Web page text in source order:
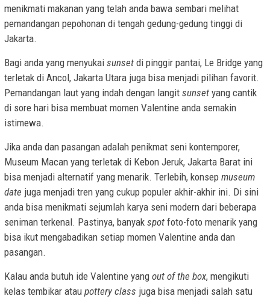
menikmati makanan yang telah anda bawa sembari melihat
pemandangan pepohonan di tengah gedung-gedung tinggi di
Jakarta.
Bagi anda yang menyukai sunset di pinggir pantai, Le Bridge yang
terletak di Ancol, Jakarta Utara juga bisa menjadi pilihan favorit.
Pemandangan laut yang indah dengan langit sunset yang cantik
di sore hari bisa membuat momen Valentine anda semakin
istimewa.
Jika anda dan pasangan adalah penikmat seni kontemporer,
Museum Macan yang terletak di Kebon Jeruk, Jakarta Barat ini
bisa menjadi alternatif yang menarik. Terlebih, konsep museum
date juga menjadi tren yang cukup populer akhir-akhir ini. Di sini
anda bisa menikmati sejumlah karya seni modern dari beberapa
seniman terkenal. Pastinya, banyak spot foto-foto menarik yang
bisa ikut mengabadikan setiap momen Valentine anda dan
pasangan.
Kalau anda butuh ide Valentine yang out of the box, mengikuti
kelas tembikar atau pottery class juga bisa menjadi salah satu